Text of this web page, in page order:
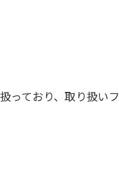
っており、取り扱いフ